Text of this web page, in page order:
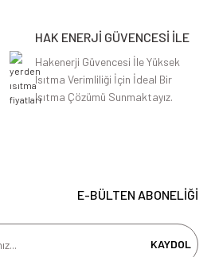
HAK ENERJİ GÜVENCESİ İLE
Hakenerji Güvencesi İle Yüksek
Isıtma Verimliliği İçin İdeal Bir
Isıtma Çözümü Sunmaktayız.
E-BÜLTEN ABONELİĞİ
KAYDOL